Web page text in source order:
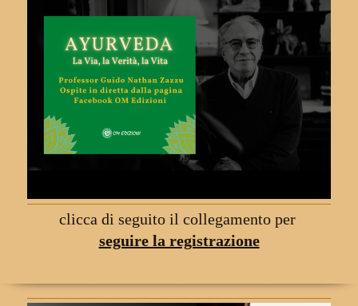
clicca di seguito il collegamento per
seguire la registrazione